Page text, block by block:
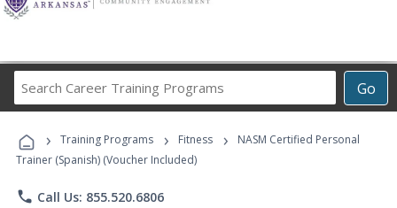
Go
Career
Programs
› Training Programs › Fitness ›
NASM Certified Personal
Trainer (Spanish) (Voucher Included)
phone Call Us: 855.520.6806